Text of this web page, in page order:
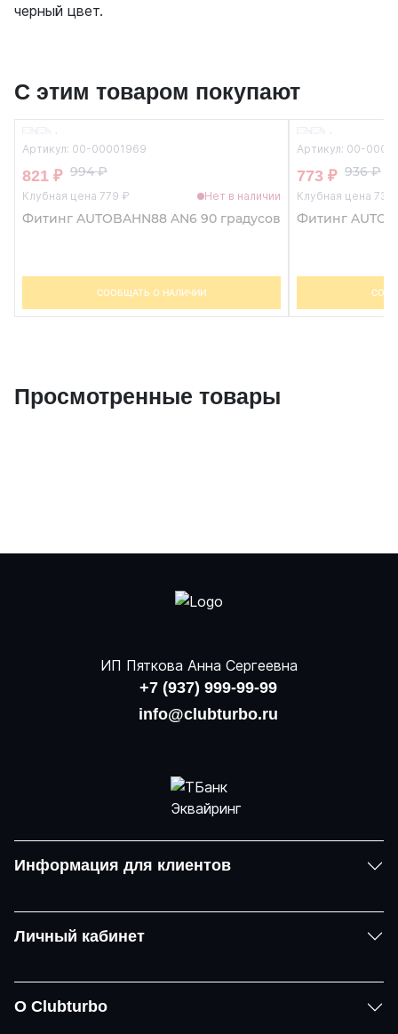
черный цвет.
С этим товаром покупают
Артикул: 00-00001969
821 ₽ 994 ₽
Клубная цена 779 ₽ Нет в наличии
Фитинг AUTOBAHN88 AN6 90 градусов
СООБЩАТЬ О НАЛИЧИИ
Артикул: 00-
773 ₽ 936 ₽
Клубная цена 734
Фитинг
Просмотренные товары
ИП Пяткова Анна Сергеевна
+7 (937) 999-99-99
info@clubturbo.ru
Информация для клиентов
Личный кабинет
О Clubturbo